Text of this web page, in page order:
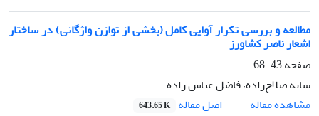
مطالعه و بررسی تکرار آوایی کامل (بخشی از توازن واژگانی) در ساختار
اشعار ناصر کشاورز
صفحه43-68
سایه صلاح‌زاده، فاضل عباس زاده
مشاهده مقاله
اصل مقاله 643.65 K